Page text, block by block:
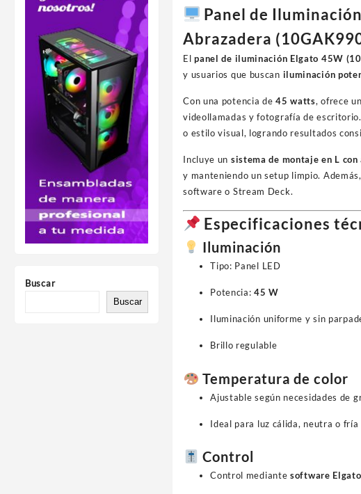
220W,AMD/INTEL,1*FAN
120MM,PWN
4 PIN+ARGB
3
PIN,BLANCO
Buscar
Buscar
Panel de
Abrazadera
Elpanel de iluminación Elgato 45W
y usuarios que buscan iluminación
Con una potencia de45 watts, ofrece
videollamadas y fotografía de
o estilo visual, logrando resultados
Incluye un sistema de montaje en L con
y manteniendo un setup limpio.
software o Stream Deck.
Especificaciones
Iluminación
Tipo: Panel LED
Potencia:45 W
Iluminación uniforme y sin
Brillo regulable
Temperatura de color
Ajustable según necesidades de
Ideal para luz cálida, neutra o fría
Control
Control mediantesoftware Elgato